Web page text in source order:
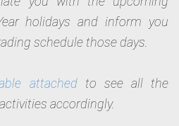
holidays and inform you
schedule those days.
attachedto see all the
accordingly.